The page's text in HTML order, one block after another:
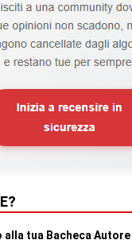
alla tua Bacheca Autore